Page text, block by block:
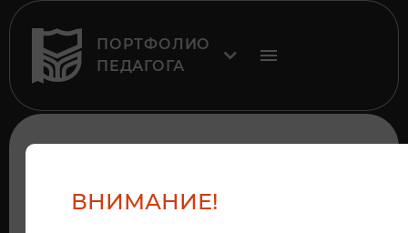
ПОРТФОЛИО
ПЕДАГОГА
КАРТОТЕКА
ВНИМАНИЕ!